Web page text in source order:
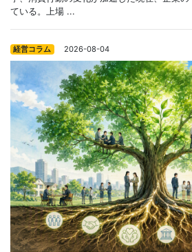
ている。上場 ...
経営コラム 2026-08-04